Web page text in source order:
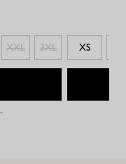
XXL 3XL XS